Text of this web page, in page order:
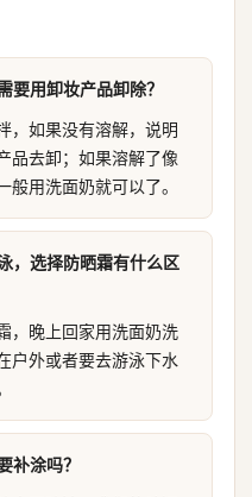
要用卸妆产品卸除？
，如果没有溶解，说明
品去卸；如果溶解了像
用洗面奶就可以了。
，选择防晒霜有什么区
，晚上回家用洗面奶洗
户外或者要去游泳下水
补涂吗？